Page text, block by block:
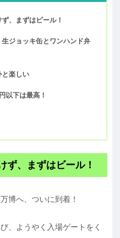
、まずはビール！
生ジョッキ缶とワンハンド弁
と楽しい
以下は最高！
ず、まずはビール！
博へ、ついに到着！
、ようやく入場ゲートをく